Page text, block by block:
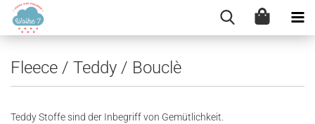
Fleece / Teddy / Bouclè
Teddy Stoffe sind der Inbegriff von Gemütlichkeit.